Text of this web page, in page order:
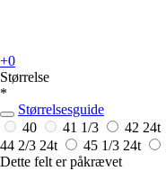
+0
Størrelse
*
Størrelsesguide
40
41 1/3 42 24t
44 2/3 24t 45 1/3 24t
Dette felt er påkrævet